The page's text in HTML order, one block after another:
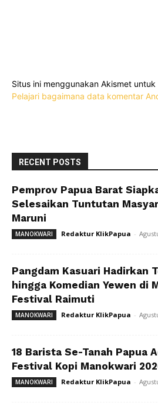
Situs ini menggunakan Akismet
Pelajari bagaimana data komentar
RECENT POSTS
Pemprov Papua Barat
Selesaikan Tuntutan
Maruni
MANOKWARI Redaktur KlikPapua -
Pangdam Kasuari Hadirkan
hingga Komedian Yewen di
Festival Raimuti
MANOKWARI Redaktur KlikPapua -
18 Barista Se-Tanah Papua
Festival Kopi Manokwari
MANOKWARI Redaktur KlikPapua -